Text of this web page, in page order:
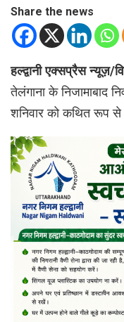
Share the news
हल्द्वानी एक्सप्रैस न्यूज़/
तेलंगाना के निजामाबाद
शनिवार को कथित रूप से